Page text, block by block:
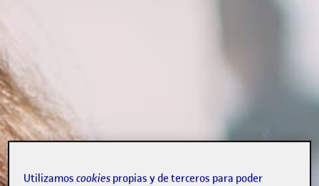
Utilizamoscookies propias y de terceros para poder